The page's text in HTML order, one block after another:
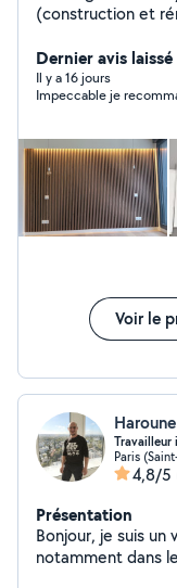
(construction et
placard, paroi de
rénovation de
rénovation de
Dernier avis
Il y a 16 jours
Impeccable je
Voir le
Travailleur
Paris
4,8/5
Présentation
Bonjour, je suis un
notamment dans